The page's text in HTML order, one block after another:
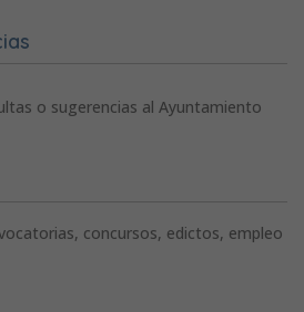
o sugerencias al Ayuntamiento
concursos, edictos, empleo